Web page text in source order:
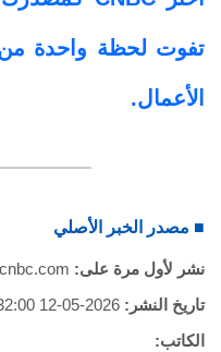
تفوت لحظة واحدة من
الأعمال.
■ مصدر الخبر الأصلي
نشر لأول مرة على:
تاريخ النشر: 2026-05-12 02:32:00
الكاتب: